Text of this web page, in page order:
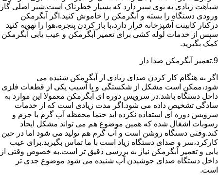
شباهت زیادی به بوی سیر دارد که بسیار خطرناک است.شیر اصلی گاز
ورودی دستگاه را بسته و آبگرمکن را خاموش کنید.اگر آبگرمکن
درکنار کابینت آشپزخانه قرار دارد،با باز کردن پنجره،هوا را تهویه کنید
سپس از خدمات لوله کشی برای تعمیر آبگرمکن و عیب یابی آبگرمکن
کمک بگیرید.
9.تعمیر آبگرمکن صدا دار
اگر به هنگام کار کردن صدای زیادی از آبگرمکن شنیده می
شود،ممکن است مشکل از شکستگی و یا آسیب یکی از قطعات فلزی
داخل دستگاه باشد.در سرویس دوره ای آبگرمکن معمولا این موارد به
سادگی تشخیص داده می شود.اگر مدت زیادی است که از خدمات
سرویس دوره ای استفاده نکرده اید حتما محفظه آب گرم با جرم و
رسوبات اشغال شده که همین موضوع هم می تواند مشکل ایجاد
کند.وقتی دستگاه روشن است و آب گرم هم تولید می شود اما در حین
کارکرد،سر و صدای دستگاه زیاد است با ما تماس بگیرید.برای عیب
یابی و تعمیر آبگرمکن نیاز به بررسی دقیق تر است.به خصوص وقتی از
داخل دستگاه صدای جوشیدن آب شنیده می شود موضوع جدی تر
است.